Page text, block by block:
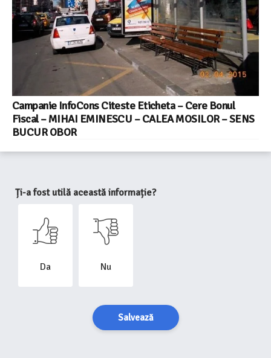
Campanie InfoCons Citeste Eticheta – Cere Bonul
Fiscal – MIHAI EMINESCU – CALEA MOSILOR – SENS
BUCUR OBOR
Ți-a fost utilă această informație?
Da Nu
Salvează